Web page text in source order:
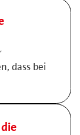
dass bei